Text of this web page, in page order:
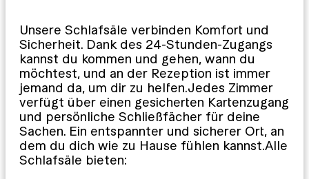
Unsere Schlafsäle verbinden Komfort und
Sicherheit. Dank des 24-Stunden-Zugangs
kannst du kommen und gehen, wann du
möchtest, und an der Rezeption ist immer
jemand da, um dir zu helfen.Jedes Zimmer
verfügt über einen gesicherten Kartenzugang
und persönliche Schließfächer für deine
Sachen. Ein entspannter und sicherer Ort, an
dem du dich wie zu Hause fühlen kannst.Alle
Schlafsäle bieten: